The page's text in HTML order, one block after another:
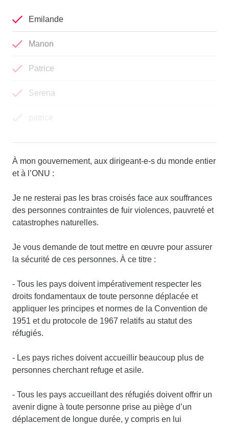
Emilande
Manon
Patrice
Serena
À mon gouvernement, aux dirigeant-e-s du monde entier
et à l’ONU :
Je ne resterai pas les bras croisés face aux souffrances
des personnes contraintes de fuir violences, pauvreté et
catastrophes naturelles.
Je vous demande de tout mettre en œuvre pour assurer
la sécurité de ces personnes. À ce titre :
- Tous les pays doivent impérativement respecter les
droits fondamentaux de toute personne déplacée et
appliquer les principes et normes de la Convention de
1951 et du protocole de 1967 relatifs au statut des
réfugiés.
- Les pays riches doivent accueillir beaucoup plus de
personnes cherchant refuge et asile.
- Tous les pays accueillant des réfugiés doivent offrir un
avenir digne à toute personne prise au piège d’un
déplacement de longue durée, y compris en lui